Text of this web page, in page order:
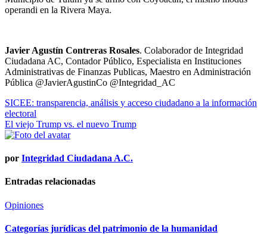
operandi en la Rivera Maya.
Javier Agustín Contreras Rosales. Colaborador de Integridad
Ciudadana AC, Contador Público, Especialista en Instituciones
Administrativas de Finanzas Publicas, Maestro en Administración
Pública @JavierAgustinCo @Integridad_AC
Navegación
de
entradas
SICEE: transparencia, análisis y acceso ciudadano a la información
electoral
El viejo Trump vs. el nuevo Trump
por Integridad Ciudadana A.C.
Entradas relacionadas
Opiniones
Categorías jurídicas del patrimonio de la humanidad